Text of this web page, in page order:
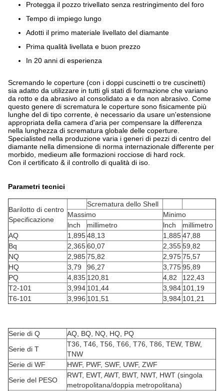
Protegga il pozzo trivellato senza restringimento del foro
Tempo di impiego lungo
Adotti il primo materiale livellato del diamante
Prima qualità livellata e buon prezzo
In 20 anni di esperienza
Scremando le coperture (con i doppi cuscinetti o tre cuscinetti)
sia adatto da utilizzare in tutti gli stati di formazione che variano
da rotto e da abrasivo al consolidato a e da non abrasivo. Come
questo genere di scrematura le coperture sono fisicamente più
lunghe del di tipo corrente, è necessario da usare un'estensione
appropriata della camera d'aria per compensare la differenza
nella lunghezza di scrematura globale delle coperture.
Specialisted nella produzione varia i generi di pezzi di centro del
diamante nella dimensione di norma internazionale differente per
morbido, medieum alle formazioni rocciose di hard rock.
Con il certificato & il controllo di qualità di iso.
Parametri tecnici
Barilotto di centro
Specificazione
Scrematura dello Shell
Massimo
Minimo
lnch
millimetro lnch
millimetro
AQ
1,89548,13 1,88547,88
Bq
2,36560,07 2,35559,82
NQ
2,98575,82 2,97575,57
HQ
3,79 96,27 3,77595,89
PQ
4,835 120,81 4,82
122,43
T2-101
3,994 101,44 3,984 101,19
T6-101
3,996 101,51 3,984 101,21
Serie di Q
AQ, BQ, NQ, HQ, PQ
Serie di T
T36, T46, T56, T66, T76, T86, TEW, TBW,
TNW
Serie di WF
HWF, PWF, SWF, UWF, ZWF
Serie del PESO
RWT, EWT, AWT, BWT, NWT, HWT (singola
metropolitana/doppia metropolitana)